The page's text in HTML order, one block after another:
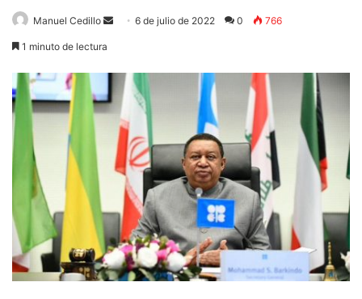
Manuel Cedillo
Send6 de julio de 2022 0 766
1 minuto de lectura